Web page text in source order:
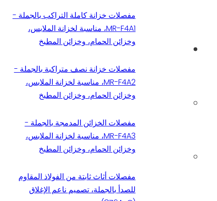
مفصلات خزانة كاملة التراكب بالجملة -
MR-F4A1، مناسبة لخزانة الملابس،
وخزائن الحمام، وخزائن المطبخ
مفصلات خزانة نصف متراكبة بالجملة -
MR-F4A2، مناسبة لخزانة الملابس،
وخزائن الحمام، وخزائن المطبخ
مفصلات الخزائن المدمجة بالجملة -
MR-F4A3، مناسبة لخزانة الملابس،
وخزائن الحمام، وخزائن المطبخ
مفصلات أثاث ثابتة من الفولاذ المقاوم
للصدأ بالجملة، تصميم ناعم الإغلاق